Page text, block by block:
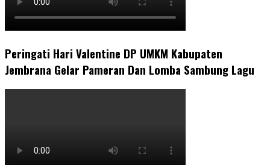
Peringati Hari Valentine DP UMKM Kabupaten
Jembrana Gelar Pameran Dan Lomba Sambung Lagu